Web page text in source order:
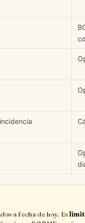
a fecha de hoy. Es